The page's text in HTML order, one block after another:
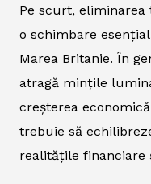
Pe scurt,
o schimbare
Marea Britanie. În
atragă mințile
creșterea
trebuie să
realitățile financiare